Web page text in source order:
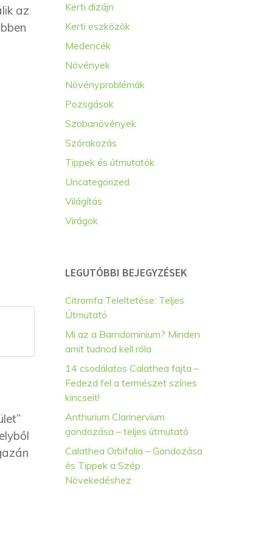
az
Kerti dizájn
Kerti eszközök
Medencék
Növények
Növényproblémák
Pozsgások
Szobanövények
Szórakozás
Tippek és útmutatók
Uncategorized
Világítás
Virágok
LEGUTÓBBI BEJEGYZÉSEK
Citromfa Teleltetése: Teljes
Útmutató
Mi az a Barndominium? Minden
amit tudnod kell róla
14 csodálatos Calathea fajta –
Fedezd fel a természet színes
kincseit!
Anthurium Clarinervium
gondozása – teljes útmutató
Calathea Orbifolia – Gondozása
és Tippek a Szép
Növekedéshez